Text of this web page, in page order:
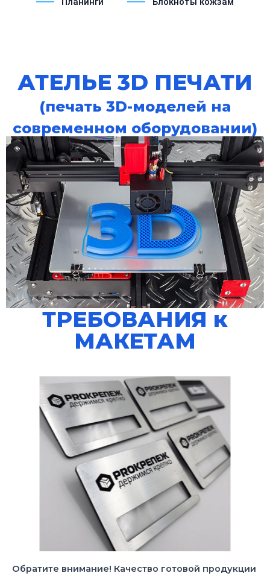
АТЕЛЬЕ 3D ПЕЧАТИ
(печать 3D-моделей на
современном оборудовании)
ТРЕБОВАНИЯ к
МАКЕТАМ
Обратите внимание! Качество готовой продукции